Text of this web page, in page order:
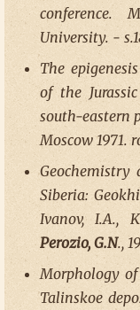
conference.
University. -
The
of the
south-eastern
Moscow 1971.
Geochemistry
Siberia:
Ivanov, I.A.,
Perozio, G.N.,
Morphology of
Talinskoe